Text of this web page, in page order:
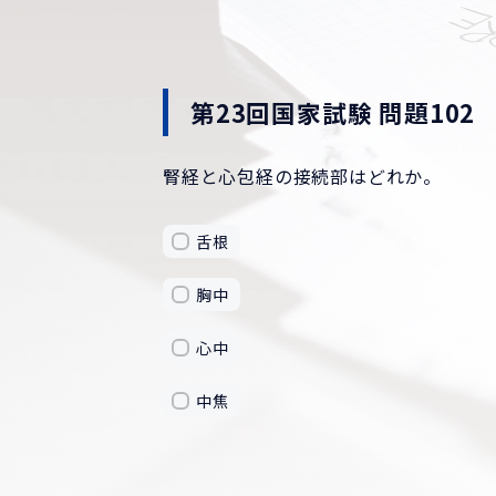
第23回国家試験 問題102
腎経と心包経の接続部はどれか。
舌根
胸中
心中
中焦